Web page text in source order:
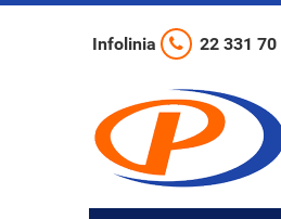
Infolinia 22 331 70